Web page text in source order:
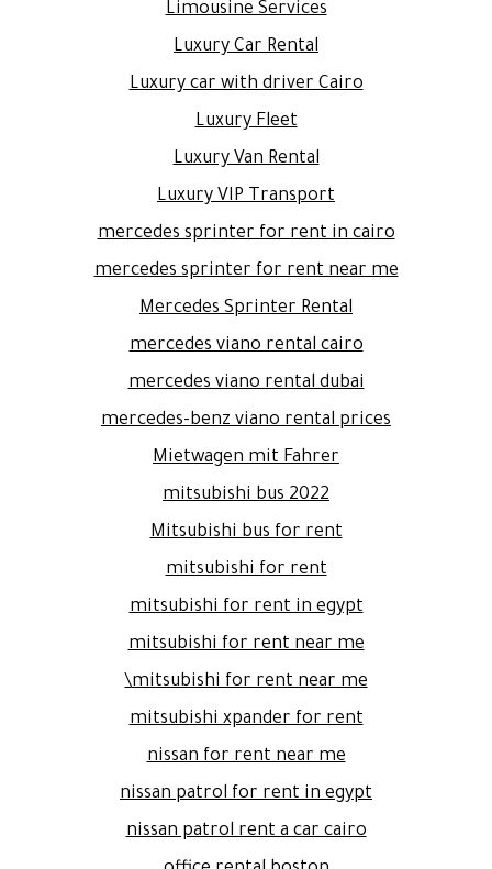
Limousine Services
Luxury Car Rental
Luxury car with driver Cairo
Luxury Fleet
Luxury Van Rental
Luxury VIP Transport
mercedes sprinter for rent in cairo
mercedes sprinter for rent near me
Mercedes Sprinter Rental
mercedes viano rental cairo
mercedes viano rental dubai
mercedes-benz viano rental prices
Mietwagen mit Fahrer
mitsubishi bus 2022
Mitsubishi bus for rent
mitsubishi for rent
mitsubishi for rent in egypt
mitsubishi for rent near me
mitsubishi for rent near me\
mitsubishi xpander for rent
nissan for rent near me
nissan patrol for rent in egypt
nissan patrol rent a car cairo